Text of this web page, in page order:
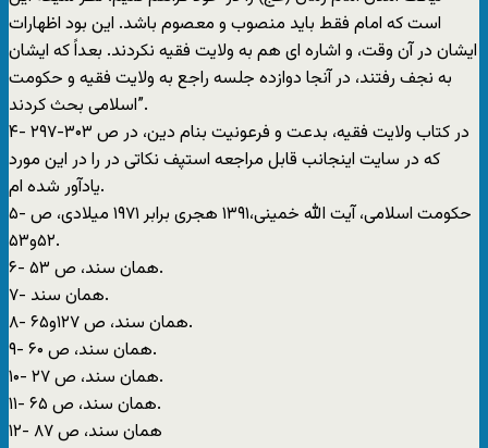
است که امام فقط بايد منصوب و معصوم باشد. اين بود اظهارات
ايشان در آن وقت، و اشاره ای هم به ولايت فقيه نکردند. بعداً که ايشان
به نجف رفتند، در آنجا دوازده جلسه راجع به ولايت فقيه و حکومت
اسلامی بحث کردند”.
۴- در کتاب ولايت فقيه، بدعت و فرعونيت بنام دين، در ص ۳۰۳-۲۹۷
که در سايت اينجانب قابل مراجعه استپف نکاتی در را در اين مورد
يادآور شده ام.
۵- حکومت اسلامی، آيت الله خمينی،۱۳۹۱ هجری برابر ۱۹۷۱ ميلادی، ص
۵۲و۵۳.
۶- همان سند، ص ۵۳.
۷- همان سند.
۸- همان سند، ص ۱۲۷و۶۵.
۹- همان سند، ص ۶۰.
۱۰- همان سند، ص ۲۷.
۱۱- همان سند، ص ۶۵.
۱۲- همان سند، ص ۸۷